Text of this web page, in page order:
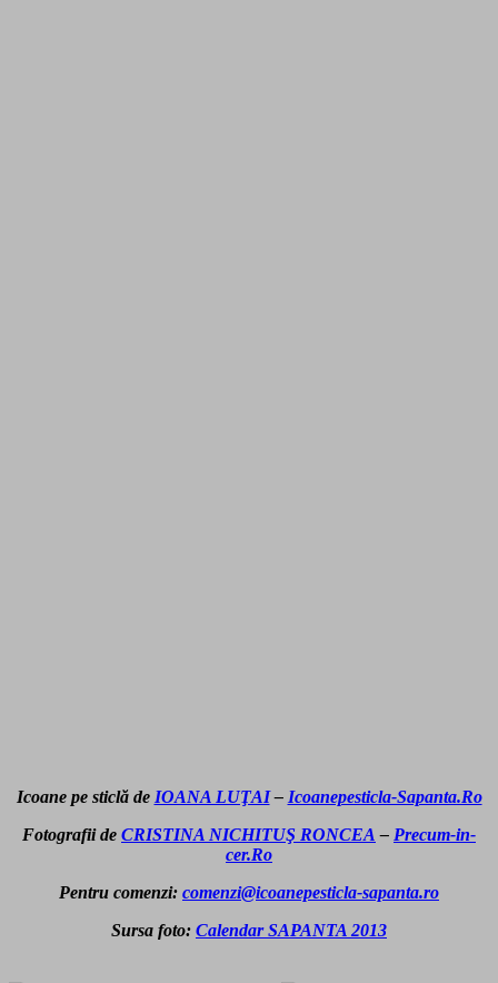
Icoane pe sticlă de IOANA LUŢAI– Icoanepesticla-Sapanta.Ro
Fotografii de CRISTINA NICHITUŞ RONCEA – Precum-in-
cer.Ro
Pentru comenzi: comenzi@icoanepesticla-sapanta.ro
Sursa foto: Calendar SAPANTA 2013